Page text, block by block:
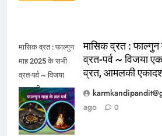
मासिक व्रत : फाल्गुन
माह 2025 के सभी
व्रत-पर्व ~ विजया
एकादशी,
महाशिवरात्रि व्रत,
आमलकी एकादशी,
होलिका
मासिक व्रत :
व्रत-पर्व ~ विजया
व्रत, आमलकी
ago
0